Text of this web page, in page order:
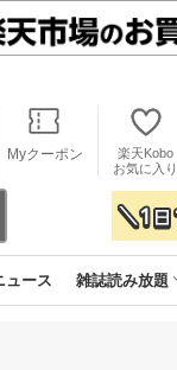
Myクーポン
楽天Kobo
お気に入り
ュース 雑誌読み放題